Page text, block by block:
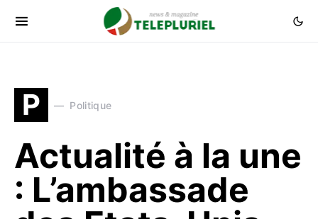
P Politique
Actualité à la une
: L’ambassade